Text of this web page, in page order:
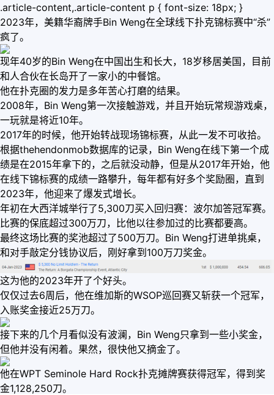
.article-content,.article-content p { font-size: 18px; }
2023年，美籍华裔牌手Bin Weng在全球线下扑克锦标赛中“杀”
疯了。
现年40岁的Bin Weng在中国出生和长大，18岁移居美国，目前
和人合伙在长岛开了一家小的中餐馆。
他在扑克圈的发力是多年苦心打磨的结果。
2008年，Bin Weng第一次接触游戏，并且开始玩常规游戏桌，
一玩就是将近10年。
2017年的时候，他开始转战现场锦标赛，从此一发不可收拾。
根据thehendonmob数据库的记录，Bin Weng在线下第一个成
绩是在2015年拿下的，之后就没动静，但是从2017年开始，他
在线下锦标赛的成绩一路攀升，每年都有好多个奖励圈，直到
2023年，他迎来了爆发式增长。
年初在大西洋城举行了5,300刀买入回归赛：波尔加答冠军赛。
比赛的保底超过300万刀，比他以往参加过的比赛都要高。
最终这场比赛的奖池超过了500万刀。Bin Weng打进单挑桌，
和对手敲定分钱协议后，刚好拿到100万刀奖金。
这为他的2023年开了个好头。
仅仅过去6周后，他在维加斯的WSOP巡回赛又斩获一个冠军，
入账奖金接近25万刀。
接下来的几个月看似没有波澜，Bin Weng只拿到一些小奖金，
但他并没有闲着。果然，很快他又摘金了。
他在WPT Seminole Hard Rock扑克摊牌赛获得冠军，得到奖
金1,128,250刀。